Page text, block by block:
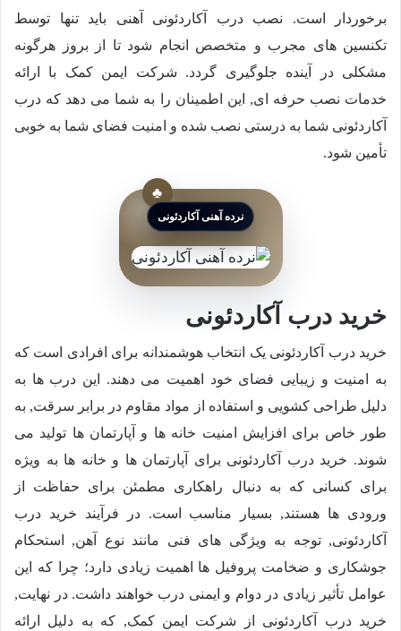
برخوردار است. نصب درب آکاردئونی آهنی باید تنها توسط
تکنسین های مجرب و متخصص انجام شود تا از بروز هرگونه
مشکلی در آینده جلوگیری گردد. شرکت ایمن کمک با ارائه
خدمات نصب حرفه ای, این اطمینان را به شما می دهد که درب
آکاردئونی شما به درستی نصب شده و امنیت فضای شما به خوبی
تأمین شود.
نرده آهنی آکاردئونی
خرید درب آکاردئونی
خرید درب آکاردئونی یک انتخاب هوشمندانه برای افرادی است که
به امنیت و زیبایی فضای خود اهمیت می دهند. این درب ها به
دلیل طراحی کشویی و استفاده از مواد مقاوم در برابر سرقت, به
طور خاص برای افزایش امنیت خانه ها و آپارتمان ها تولید می
شوند. خرید درب آکاردئونی برای آپارتمان ها و خانه ها به ویژه
برای کسانی که به دنبال راهکاری مطمئن برای حفاظت از
ورودی ها هستند, بسیار مناسب است. در فرآیند خرید درب
آکاردئونی, توجه به ویژگی های فنی مانند نوع آهن, استحکام
جوشکاری و ضخامت پروفیل ها اهمیت زیادی دارد؛ چرا که این
عوامل تأثیر زیادی در دوام و ایمنی درب خواهند داشت. در نهایت,
خرید درب آکاردئونی از شرکت ایمن کمک, که به دلیل ارائه